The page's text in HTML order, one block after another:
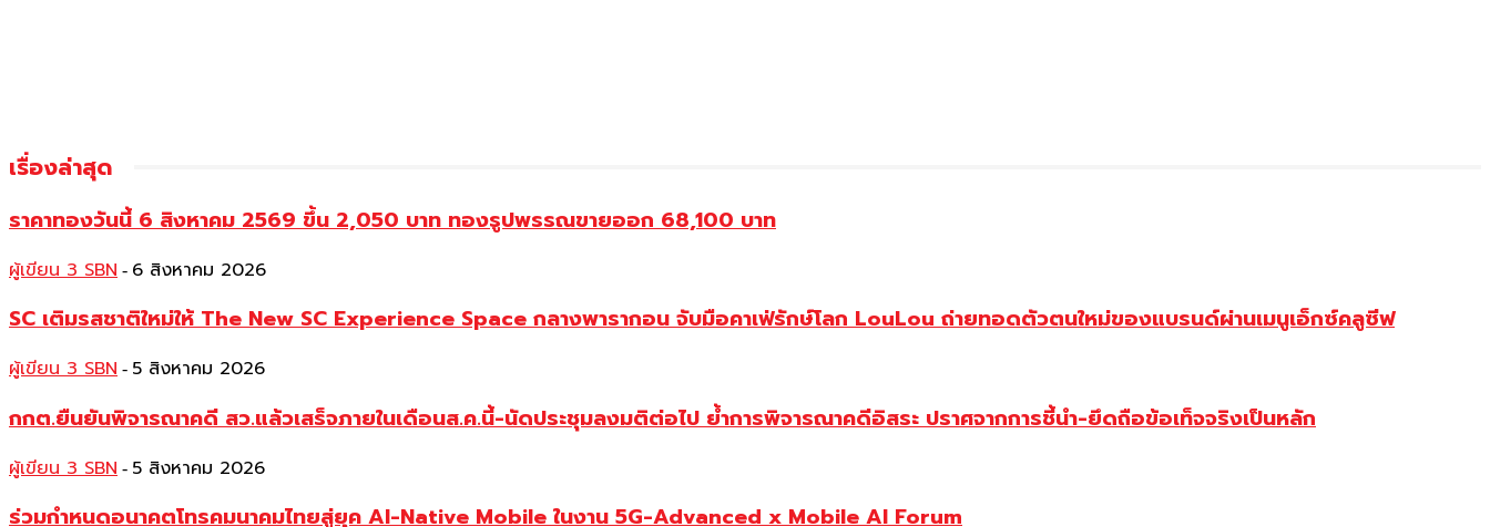
เรื่องล่าสุด
ราคาทองวันนี้ 6 สิงหาคม 2569 ขึ้น 2,050 บาท ทองรูปพรรณขายออก 68,100 บาท
ผู้เขียน 3 SBN - 6 สิงหาคม 2026
SC เติมรสชาติใหม่ให้ The New SC Experience Space กลางพารากอน จับมือคาเฟ่รักษ์โลก LouLou ถ่ายทอดตัวตนใหม่ของแบรนด์ผ่านเมนูเอ็กซ์คลูซีฟ
ผู้เขียน 3 SBN - 5 สิงหาคม 2026
กกต.ยืนยันพิจารณาคดี สว.แล้วเสร็จภายในเดือนส.ค.นี้-นัดประชุมลงมติต่อไป ย้ำการพิจารณาคดีอิสระ ปราศจากการชี้นำ-ยึดถือข้อเท็จจริงเป็นหลัก
ผู้เขียน 3 SBN - 5 สิงหาคม 2026
ร่วมกำหนดอนาคตโทรคมนาคมไทยสู่ยุค AI-Native Mobile ในงาน 5G-Advanced x Mobile AI Forum